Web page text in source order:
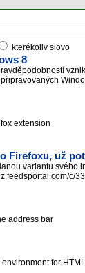
kterékoliv slovo
8
extension
Firefoxu, už
variantu svého
c/
address bar
for